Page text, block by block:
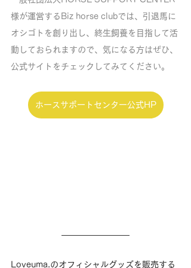
様が運営するBiz horse clubでは、引退馬に
オシゴトを創り出し、終生飼養を目指して活
動しておられますので、気になる方はぜひ、
公式サイトをチェックしてみてください。
ホースサポートセンター公式HP
Loveuma.のオフィシャルグッズを販売する